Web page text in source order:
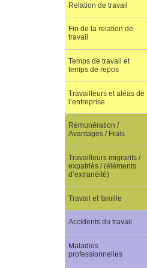
Relation de travail
Fin de la relation de
travail
Temps de travail et
temps de repos
Travailleurs et aléas de
l’entreprise
Rémunération /
Avantages / Frais
Travailleurs migrants /
expatriés / (éléments
d’extranéité)
Travail et famille
Accidents du travail
Maladies
professionnelles